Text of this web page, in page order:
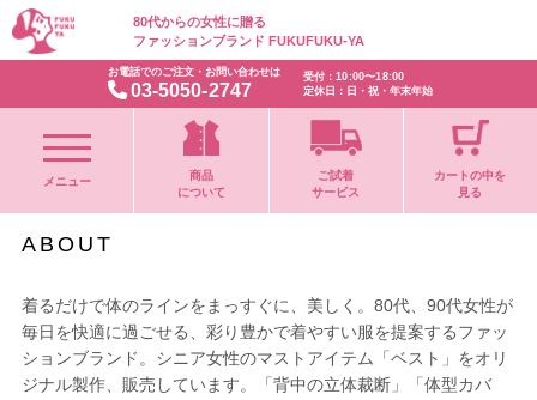
80代からの女性に贈る
ファッションブランド FUKUFUKU-YA
お電話でのご注文・お問い合わせは
03-5050-2747
受付：10:00〜18:00
定休日：日・祝・年末年始
メニュー
商品
について
ご試着
サービス
カートの中を
見る
ABOUT
着るだけで体のラインをまっすぐに、美しく。80代、90代女性が
毎日を快適に過ごせる、彩り豊かで着やすい服を提案するファッ
ションブランド。シニア女性のマストアイテム「ベスト」をオリ
ジナル製作、販売しています。「背中の立体裁断」「体型カバ